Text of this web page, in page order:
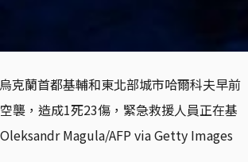
克蘭首都基輔和東北部城市哈爾科夫早前
襲，造成1死23傷，緊急救援人員正在基
Magula/AFP via Getty Images